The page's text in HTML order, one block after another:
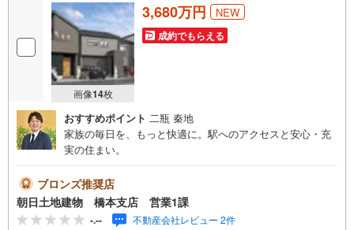
画像14枚
3,680万円 NEW
成約でもらえる
おすすめポイント 二瓶 秦地
家族の毎日を、もっと快適に。駅へのアクセスと安心・充
実の住まい。
ブロンズ推奨店
朝日土地建物 橋本支店 営業1課
-.-- 不動産会社レビュー 2件